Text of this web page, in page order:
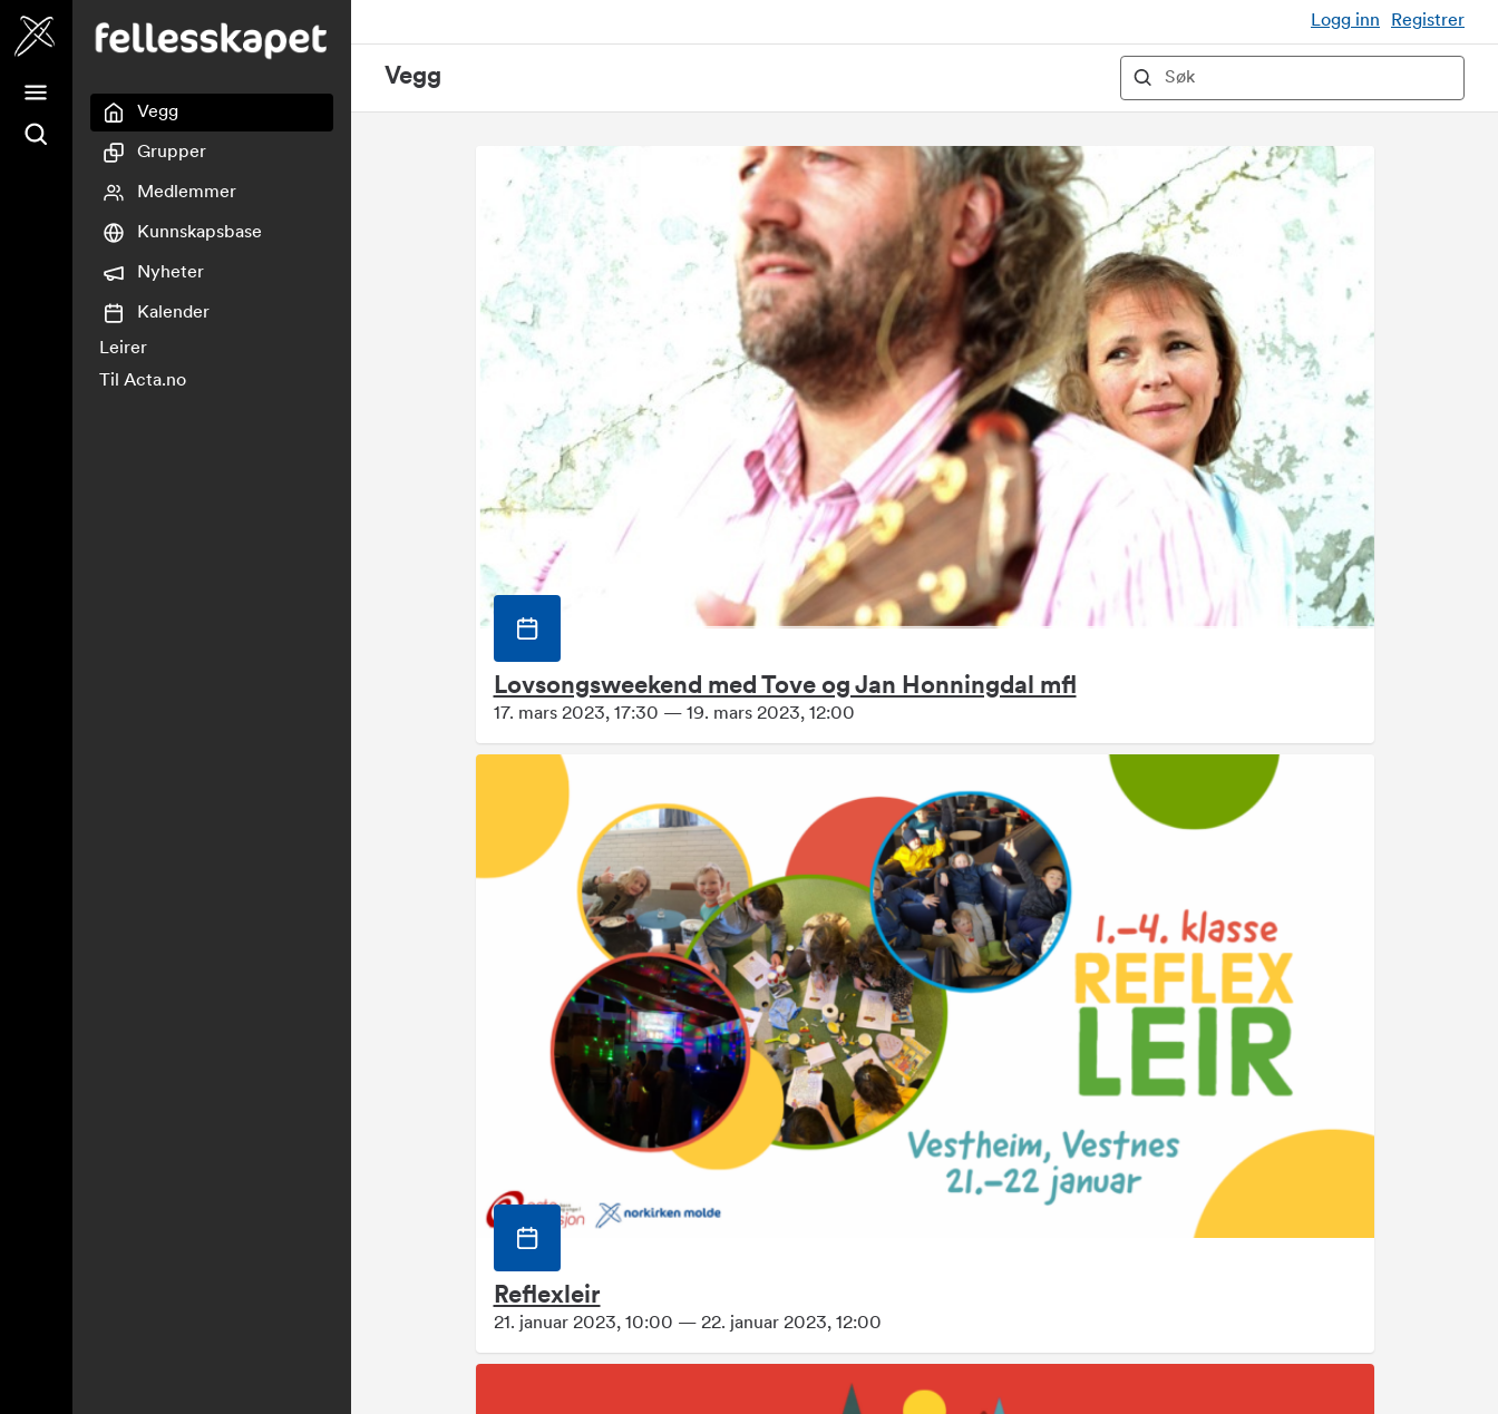
Vegg
Grupper
Medlemmer
Kunnskapsbase
Nyheter
Kalender
Leirer
Til Acta.no
Logg inn Registrer
Vegg Søk
Lovsongsweekend med Tove og Jan Honningdal mfl
17. mars 2023, 17:30 — 19. mars 2023, 12:00
Reflexleir
21. januar 2023, 10:00 — 22. januar 2023, 12:00